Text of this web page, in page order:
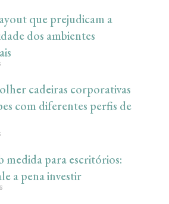
que prejudicam a
dos ambientes
cadeiras corporativas
com diferentes perfis de
medida para escritórios:
a pena investir